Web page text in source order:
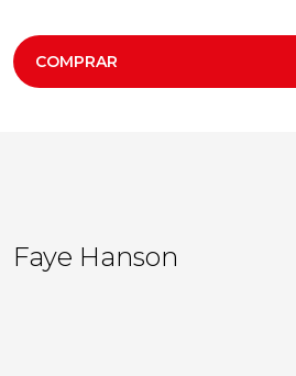
COMPRAR
Faye Hanson